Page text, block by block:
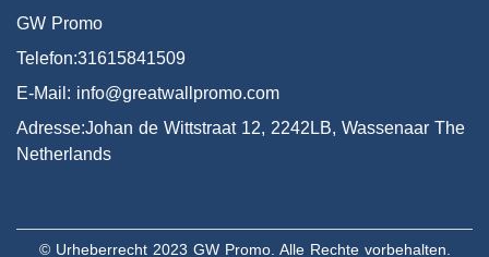
GW Promo
Telefon:31615841509
E-Mail: info@greatwallpromo.com
Adresse:Johan de Wittstraat 12, 2242LB, Wassenaar The
Netherlands
© Urheberrecht 2023 GW Promo. Alle Rechte vorbehalten.